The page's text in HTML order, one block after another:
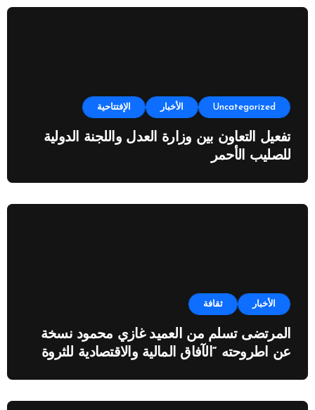
Uncategorized الأخبار الإفتتاحية
تفعيل التعاون بين وزارة العدل واللجنة الدولية
للصليب الأحمر
الأخبار ثقافة
المرتضى تسلم من العميد غازي محمود نسخة
عن اطروحته “الآفاق المالية والاقتصادية للثروة